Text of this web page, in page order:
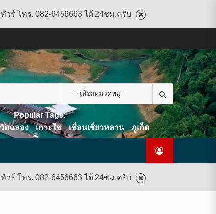
ร์ โทร. 082-6456663 ได้ 24ชม.ครับ
USACCOUNT
POLICY
AND
CONDITIONS
แพ็คเกจ
ทัวร์
ทั้งหมด
ต้อนรับ
สู่
ไทย
ท็อป
ทัวร์
กับ
เรา
ทัวร์
ทั้งหมด
Search
for:
Popular Tags:
วัดฉลอง เกาะใข่ เขื่อนเชี่ยวหลาน ภูเก็ต
ร์ โทร. 082-6456663 ได้ 24ชม.ครับ